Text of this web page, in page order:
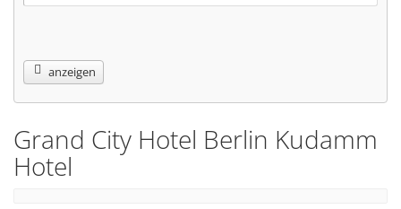
anzeigen
Grand City Hotel Berlin Kudamm
Hotel